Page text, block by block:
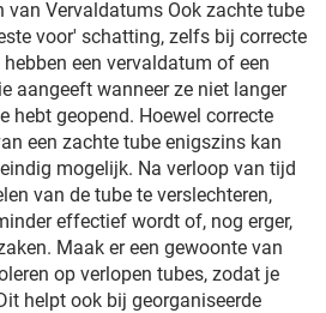
van Vervaldatums Ook zachte tube
voor' schatting, zelfs bij correcte
een vervaldatum of een
aangeeft wanneer ze niet langer
hebt geopend. Hoewel correcte
een zachte tube enigszins kan
mogelijk. Na verloop van tijd
van de tube te verslechteren,
effectief wordt of, nog erger,
Maak er een gewoonte van
op verlopen tubes, zodat je
helpt ook bij georganiseerde